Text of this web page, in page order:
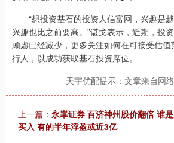
“想投资基石的投资人信富网，兴趣是
兴趣也比之前要高。”谌戈表示，近期，投
顾虑已经减少，更多关注如何在可接受估
行人，以成功获取基石投资席位。
天宇优配提示：文章来自网
上一篇： 永崋证券 百济神州股价翻倍 谁
买入 有的半年浮盈或近3亿